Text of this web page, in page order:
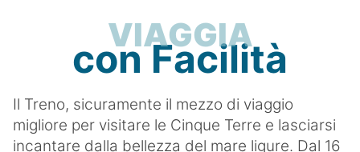
di
Gritta-
VIAGGIA
con Facilità
Il Treno, sicuramente il mezzo di viaggio
migliore per visitare le Cinque Terre e lasciarsi
incantare dalla bellezza del mare ligure. Dal 16